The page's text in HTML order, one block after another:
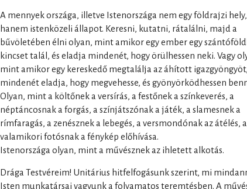
A mennyek országa, illetve Istenországa nem egy földrajzi hely,
hanem istenközeli állapot. Keresni, kutatni, rátalálni, majd a
bűvöletében élni olyan, mint amikor egy ember egy
kincset talál, és eladja mindenét, hogy örülhessen neki. Vagy
mint amikor egy kereskedő megtalálja az áhított
mindenét eladja, hogy megvehesse, és gyönyörködhessen
Olyan, mint a költőnek a versírás, a festőnek a színkeverés, a
néptáncosnak a forgás, a színjátszónak a játék, a slamesnek a
rímfaragás, a zenésznek a lebegés, a versmondónak az átélés, a
valamikori fotósnak a fénykép előhívása.
Istenországa olyan, mint a művésznek az ihletett alkotás.
Drága Testvéreim! Unitárius hitfelfogásunk szerint, mi
Isten munkatársai vagyunk a folyamatos teremtésben. A